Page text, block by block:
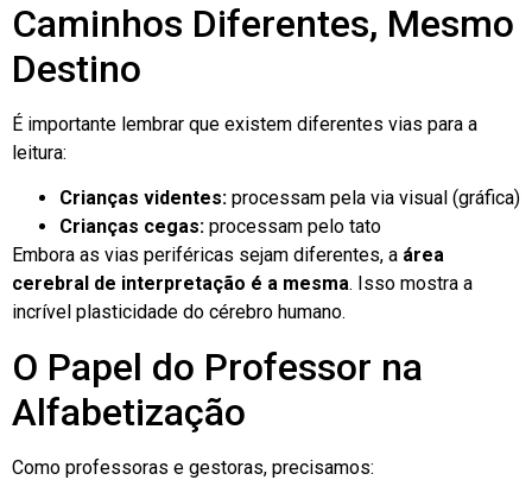
Caminhos Diferentes, Mesmo
Destino
É importante lembrar que existem diferentes vias para a
leitura:
Crianças videntes: processam pela via visual (gráfica)
Crianças cegas: processam pelo tato
Embora as vias periféricas sejam diferentes, a área
cerebral de interpretação é a mesma. Isso mostra a
incrível plasticidade do cérebro humano.
O Papel do Professor na
Alfabetização
Como professoras e gestoras, precisamos: